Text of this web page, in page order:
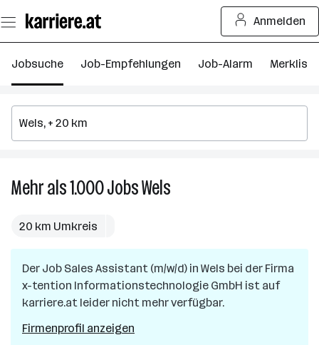
Seiteninhalt
springen
Anmelden
Jobsuche Job-Empfehlungen Job-Alarm Merkliste
Mehr als 1.000JobsWels
in
Wels
20 km Umkreis
Der Job Sales Assistant (m/w/d) in Wels bei der Firma
x-tention Informationstechnologie GmbH ist auf
karriere.at leider nicht mehr verfügbar.
Firmenprofil anzeigen